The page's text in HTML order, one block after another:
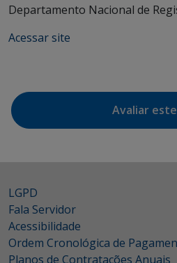
Departamento Nacional de
Acessar site
Avaliar
LGPD
Fala Servidor
Acessibilidade
Ordem Cronológica de
Planos de Contratações Anuais